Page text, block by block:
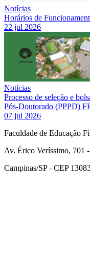
Notícias
Horários de
22 jul 2026
Notícias
Processo de seleção e
Pós-Doutorado (PPPD)
07 jul 2026
Faculdade de Educação
Av. Érico Veríssimo, 701
Campinas/SP - CEP